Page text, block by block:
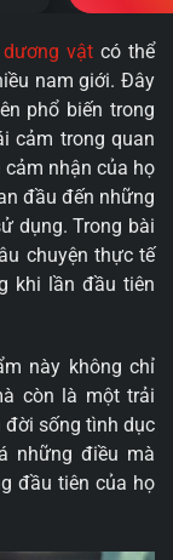
vật có thể
nam giới. Đây
phổ biến trong
cảm trong quan
nhận của họ
đầu đến những
dụng. Trong bài
chuyện thực tế
khi lần đầu tiên
này không chỉ
còn là một trải
đời sống tình dục
những điều mà
đầu tiên của họ